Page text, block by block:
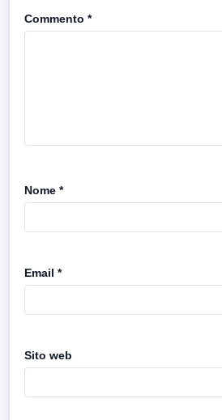
Commento *
Nome *
Email *
Sito web